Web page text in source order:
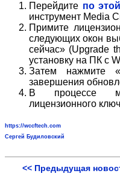
Перейдите по
инструмент Media
Примите
следующих окон
сейчас» (Upgrade
установку на ПК с
Затем нажмите
завершения
В процессе
лицензионного
https://wccftech.com
Сергей Будиловский
<< Предыдущая